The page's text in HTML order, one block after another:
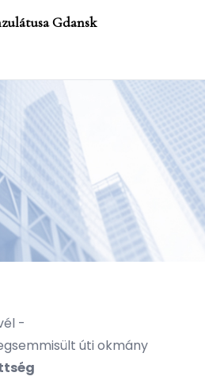
Gdansk
menu
-
úti okmány